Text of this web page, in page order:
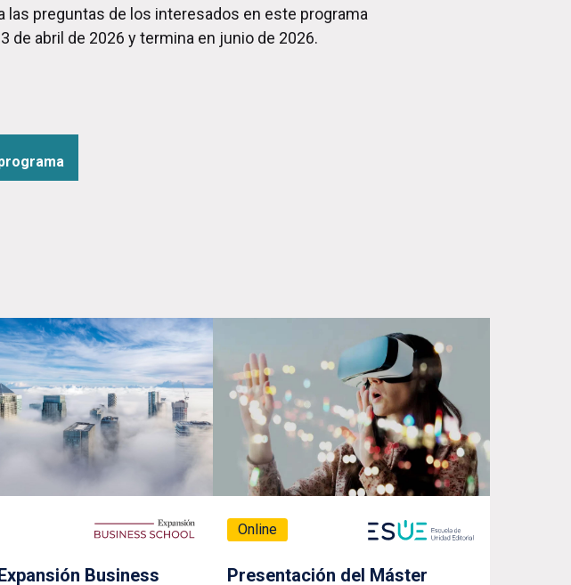
preguntas de los interesados en este programa
de abril de 2026 y termina en junio de 2026.
Business
Online
Presentación del Máster